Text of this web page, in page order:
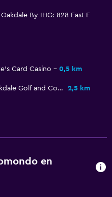
By IHG: 828 East F
Card Casino 0,5 km
Oakdale Golf and Country Club 2,5 km
en